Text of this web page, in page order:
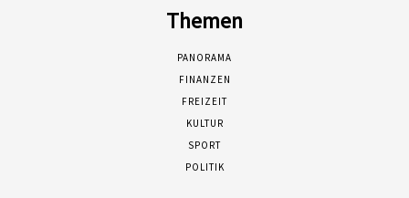
Themen
PANORAMA
FINANZEN
FREIZEIT
KULTUR
SPORT
POLITIK